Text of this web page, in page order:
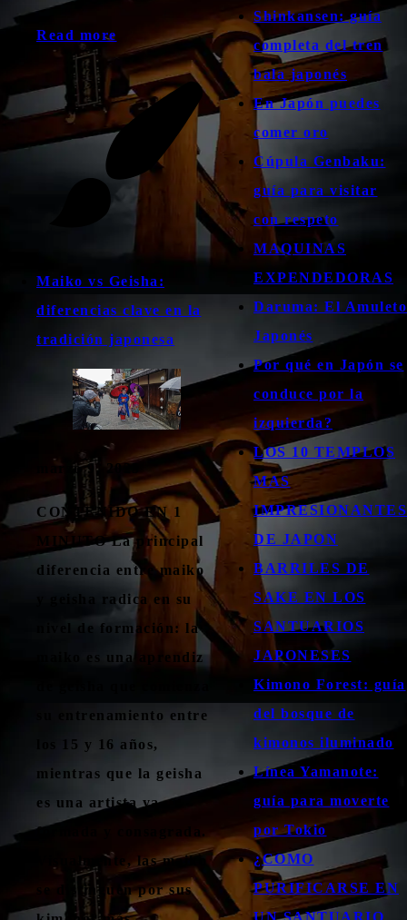
Read more
Maiko vs Geisha:
diferencias clave en la
tradición japonesa
marzo 9, 2025
CONTENIDO EN 1
MINUTO La principal
diferencia entre maiko
y geisha radica en su
nivel de formación: la
maiko es una aprendiz
su entrenamiento entre
los 15 y 16 años,
mientras que la geisha
es una artista ya
formada y consagrada.
Visualmente, las maiko
se distinguen por sus
Shinkansen: guía
completa del tren
bala japonés
En Japón puedes
comer oro
Cúpula Genbaku:
guía para visitar
con respeto
MAQUINAS
EXPENDEDORAS
Daruma: El Amuleto
Japonés
Por qué en Japón se
conduce por la
izquierda?
LOS 10 TEMPLOS
MAS
IMPRESIONANTES
DE JAPON
BARRILES DE
SAKE EN LOS
SANTUARIOS
JAPONESES
Kimono Forest: guía
del bosque de
kimonos iluminado
Línea Yamanote:
guía para moverte
por Tokio
¿COMO
PURIFICARSE EN